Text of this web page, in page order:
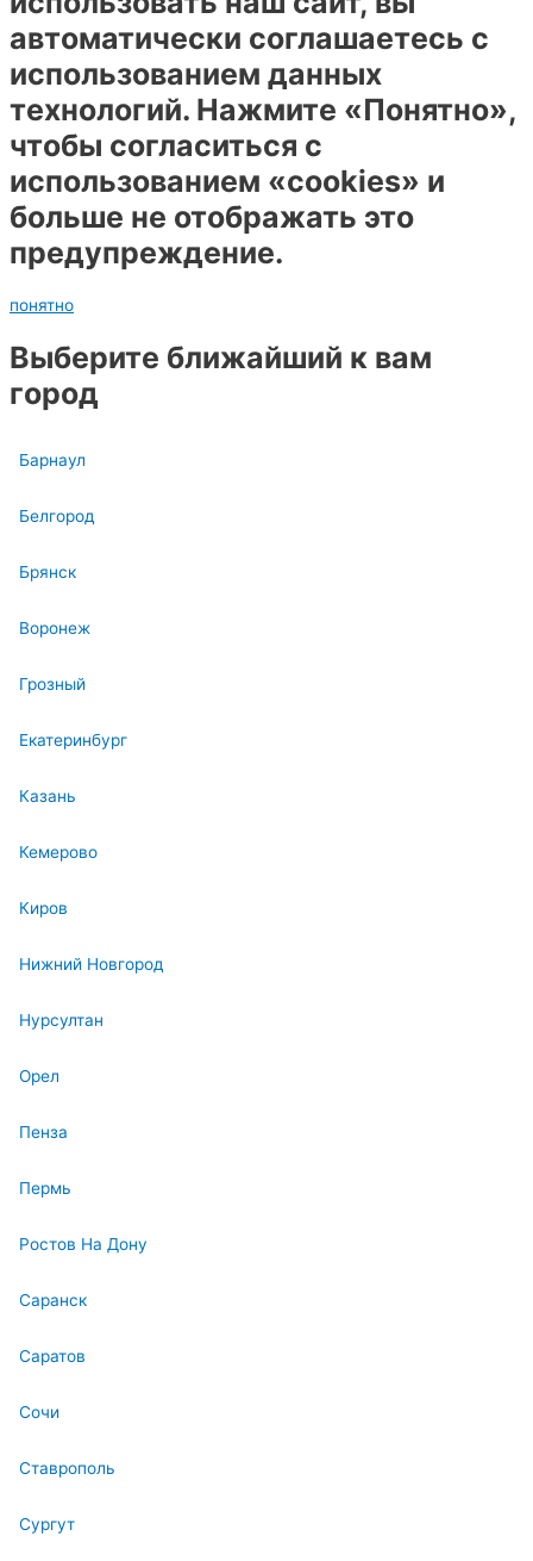
автоматически соглашаетесь с
использованием данных
технологий. Нажмите «Понятно»,
чтобы согласиться с
использованием «cookies» и
больше не отображать это
предупреждение.
понятно
Выберите ближайший к вам
город
Барнаул
Белгород
Брянск
Воронеж
Грозный
Екатеринбург
Казань
Кемерово
Киров
Нижний Новгород
Нурсултан
Орел
Пенза
Пермь
Ростов На Дону
Саранск
Саратов
Сочи
Ставрополь
Сургут